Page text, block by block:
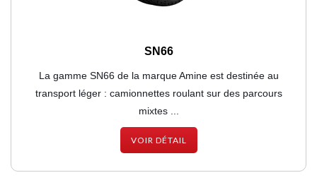
SN66
La gamme SN66 de la marque Amine est destinée au
transport léger : camionnettes roulant sur des parcours
mixtes ...
VOIR DÉTAIL